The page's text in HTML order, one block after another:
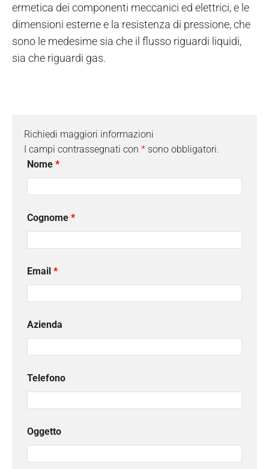
ermetica dei componenti meccanici ed elettrici, e le
dimensioni esterne e la resistenza di pressione, che
sono le medesime sia che il flusso riguardi liquidi,
sia che riguardi gas.
Richiedi maggiori informazioni
I campi contrassegnati con * sono obbligatori.
Nome *
Cognome *
Email *
Azienda
Telefono
Oggetto